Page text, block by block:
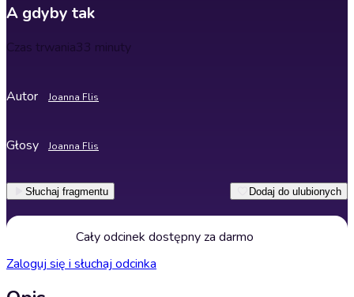
A gdyby tak
Czas trwania33 minuty
Autor Joanna Flis
Głosy Joanna Flis
Słuchaj fragmentu Dodaj do ulubionych
Cały odcinek dostępny za darmo
Zaloguj się i słuchaj odcinka